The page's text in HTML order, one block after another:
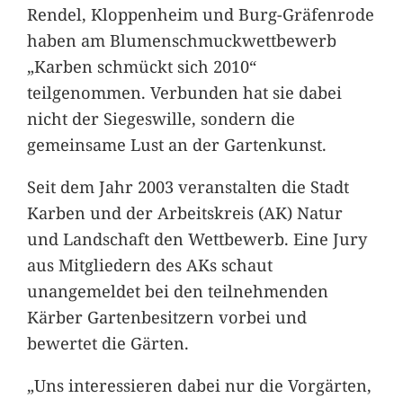
Rendel, Kloppenheim und Burg-Gräfenrode
haben am Blumenschmuckwettbewerb
„Karben schmückt sich 2010“
teilgenommen. Verbunden hat sie dabei
nicht der Siegeswille, sondern die
gemeinsame Lust an der Gartenkunst.
Seit dem Jahr 2003 veranstalten die Stadt
Karben und der Arbeitskreis (AK) Natur
und Landschaft den Wettbewerb. Eine Jury
aus Mitgliedern des AKs schaut
unangemeldet bei den teilnehmenden
Kärber Gartenbesitzern vorbei und
bewertet die Gärten.
„Uns interessieren dabei nur die Vorgärten,